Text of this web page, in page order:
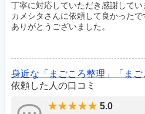
丁寧に対応していただき感謝してい
カメシタさんに依頼して良かったで
ありがとうございました。
身近な「まごころ整理」「ま
依頼した人の口コミ
5.0